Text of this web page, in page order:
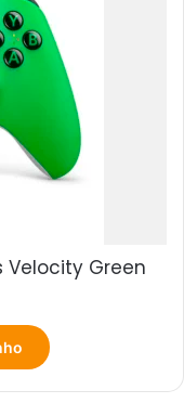
Velocity Green